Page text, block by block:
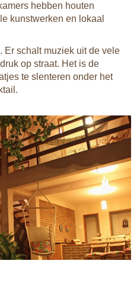
hebben houten
kunstwerken en lokaal
Er schalt muziek uit de vele
op straat. Het is de
te slenteren onder het